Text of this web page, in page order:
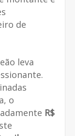
de
leva
o
R$